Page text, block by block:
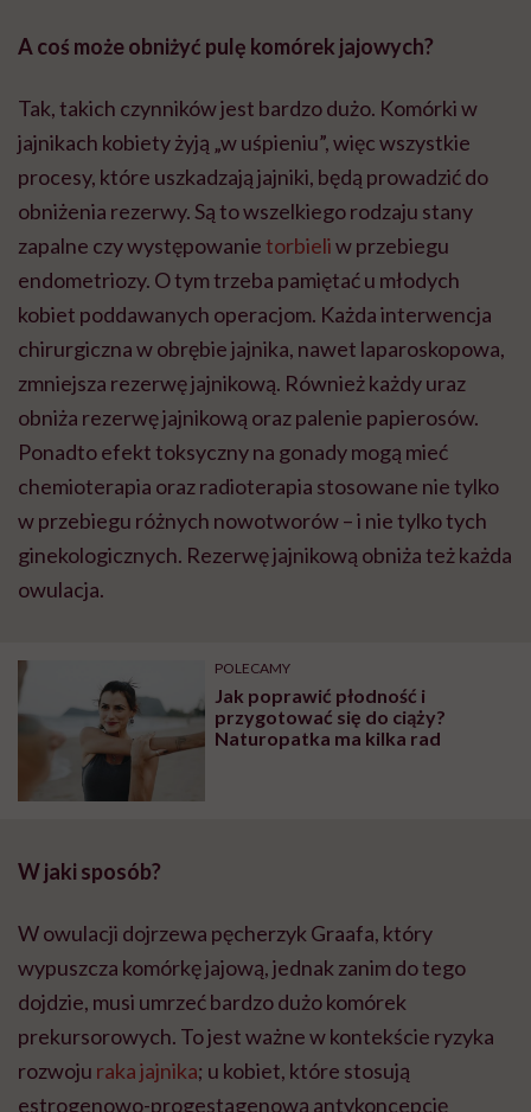
A coś może obniżyć pulę komórek jajowych?
Tak, takich czynników jest bardzo dużo. Komórki w
jajnikach kobiety żyją „w uśpieniu”, więc wszystkie
procesy, które uszkadzają jajniki, będą prowadzić do
obniżenia rezerwy. Są to wszelkiego rodzaju stany
zapalne czy występowanietorbieliw przebiegu
endometriozy. O tym trzeba pamiętać u młodych
kobiet poddawanych operacjom. Każda interwencja
chirurgiczna w obrębie jajnika, nawet laparoskopowa,
zmniejsza rezerwę jajnikową. Również każdy uraz
obniża rezerwę jajnikową oraz palenie papierosów.
Ponadto efekt toksyczny na gonady mogą mieć
chemioterapia oraz radioterapia stosowane nie tylko
w przebiegu różnych nowotworów – i nie tylko tych
ginekologicznych. Rezerwę jajnikową obniża też każda
owulacja.
POLECAMY
Jak poprawić płodność i
przygotować się do ciąży?
Naturopatka ma kilka rad
W jaki sposób?
W owulacji dojrzewa pęcherzyk Graafa, który
wypuszcza komórkę jajową, jednak zanim do tego
dojdzie, musi umrzeć bardzo dużo komórek
prekursorowych. To jest ważne w kontekście ryzyka
rozwoju raka jajnika; u kobiet, które stosują
estrogenowo-progestagenową antykoncepcję